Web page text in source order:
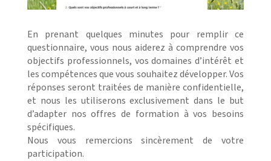
En prenant quelques minutes pour remplir ce
questionnaire, vous nous aiderez à comprendre vos
objectifs professionnels, vos domaines d’intérêt et
les compétences que vous souhaitez développer. Vos
réponses seront traitées de manière confidentielle,
et nous les utiliserons exclusivement dans le but
d’adapter nos offres de formation à vos besoins
spécifiques.
Nous vous remercions sincèrement de votre
participation.